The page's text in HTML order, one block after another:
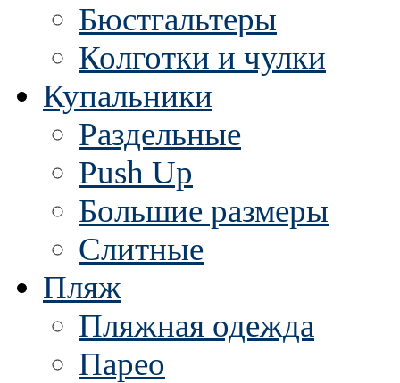
Бюстгальтеры
Колготки и чулки
Купальники
Раздельные
Push Up
Большие размеры
Слитные
Пляж
Пляжная одежда
Парео